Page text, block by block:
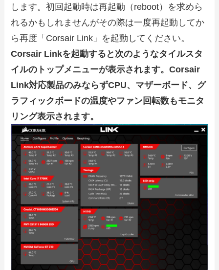
します。初回起動時は再起動（reboot）を求めら
れるかもしれませんがその際は一度再起動してか
ら再度「Corsair Link」を起動してください。
Corsair Linkを起動すると次のようなタイルスタ
イルのトップメニューが表示されます。Corsair
Link対応製品のみならずCPU、マザーボード、グ
ラフィックボードの温度やファン回転数もモニタ
リング表示されます。